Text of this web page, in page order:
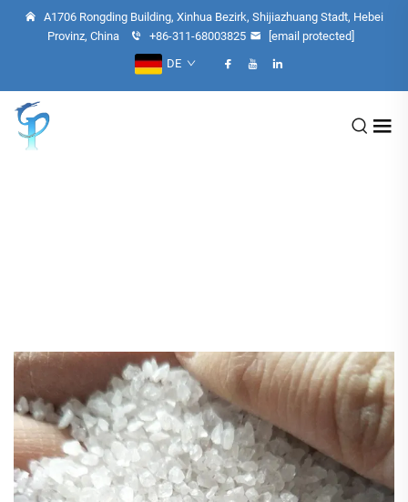
A1706 Rongding Building, Xinhua Bezirk, Shijiazhuang Stadt, Hebei
Provinz, China
+86-311-68003825
[email protected]
DE